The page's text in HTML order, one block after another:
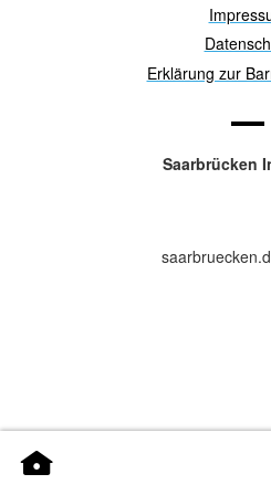
Erklärung zur
Saarbrücken